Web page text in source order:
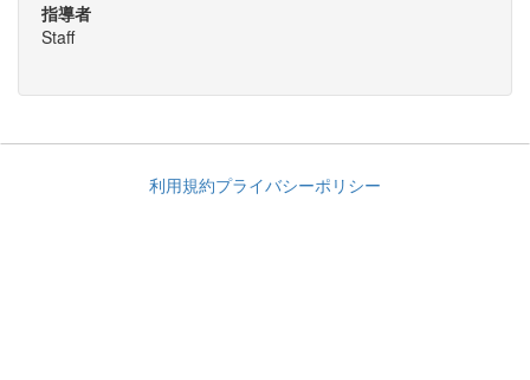
指導者
Staff
利用規約プライバシーポリシー